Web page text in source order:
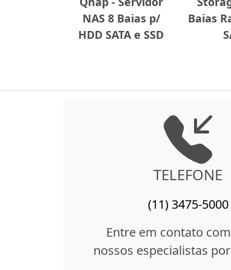
NAS 8 Baias p/
HDD SATA e SSD
Baias
TELEFONE
(11) 3475-5000
Entre em contato
nossos especialistas